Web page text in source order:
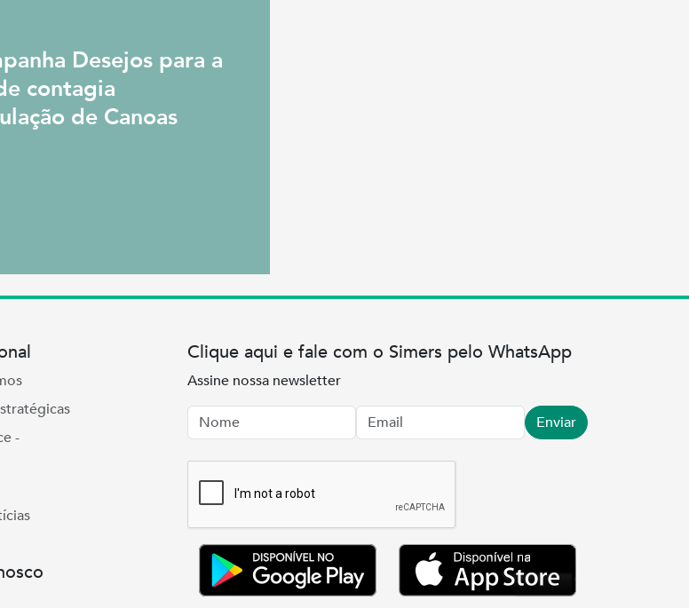
Desejos para a
contagia
de Canoas
-
Clique aqui e fale com o Simers pelo WhatsApp
Assine nossa newsletter
Nome
Email Enviar